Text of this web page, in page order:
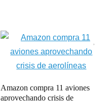
Amazon compra 11 aviones
aprovechando crisis de